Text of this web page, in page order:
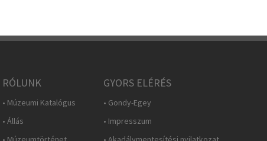
RÓLUNK
• Múzeumi Katalógus
• Állás
GYORS ELÉRÉS
• Gondy-Egey
• Impresszum